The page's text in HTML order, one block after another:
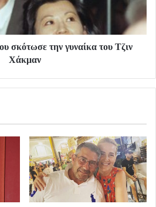
σκότωσε την γυναίκα του Τζιν
Χάκμαν